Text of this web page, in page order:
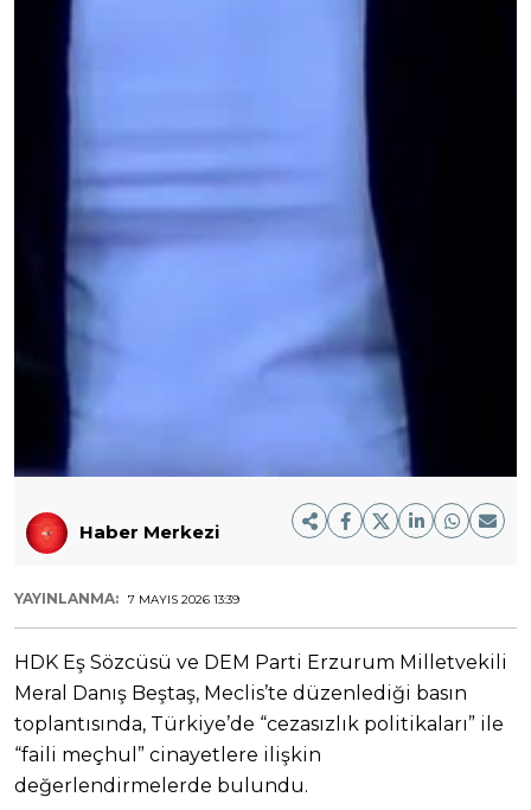
Haber Merkezi
YAYINLANMA: 7 MAYIS 2026 13:39
HDK Eş Sözcüsü ve DEM Parti Erzurum Milletvekili
Meral Danış Beştaş, Meclis’te düzenlediği basın
toplantısında, Türkiye’de “cezasızlık politikaları” ile
“faili meçhul” cinayetlere ilişkin
değerlendirmelerde bulundu.